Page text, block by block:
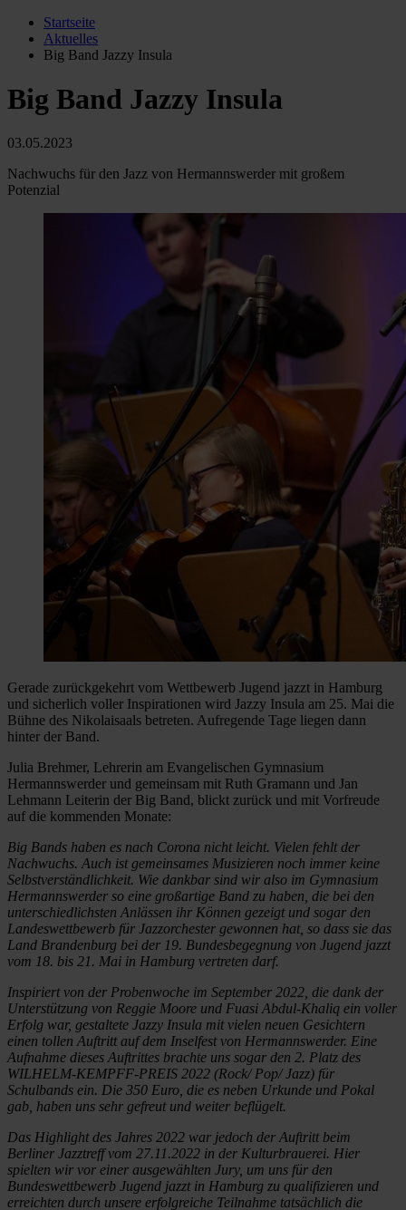
Startseite
Aktuelles
Big Band Jazzy Insula
Big Band Jazzy Insula
03.05.2023
Nachwuchs für den Jazz von Hermannswerder mit großem
Potenzial
Gerade zurückgekehrt vom Wettbewerb Jugend jazzt in Hamburg
und sicherlich voller Inspirationen wird Jazzy Insula am 25. Mai die
Bühne des Nikolaisaals betreten. Aufregende Tage liegen dann
hinter der Band.
Julia Brehmer, Lehrerin am Evangelischen Gymnasium
Hermannswerder und gemeinsam mit Ruth Gramann und Jan
Lehmann Leiterin der Big Band, blickt zurück und mit Vorfreude
auf die kommenden Monate:
Big Bands haben es nach Corona nicht leicht. Vielen fehlt der
Nachwuchs. Auch ist gemeinsames Musizieren noch immer keine
Selbstverständlichkeit. Wie dankbar sind wir also im Gymnasium
Hermannswerder so eine großartige Band zu haben, die bei den
unterschiedlichsten Anlässen ihr Können gezeigt und sogar den
Landeswettbewerb für Jazzorchester gewonnen hat, so dass sie das
Land Brandenburg bei der 19. Bundesbegegnung von Jugend jazzt
vom 18. bis 21. Mai in Hamburg vertreten darf.
Inspiriert von der Probenwoche im September 2022, die dank der
Unterstützung von Reggie Moore und Fuasi Abdul-Khaliq ein voller
Erfolg war, gestaltete Jazzy Insula mit vielen neuen Gesichtern
einen tollen Auftritt auf dem Inselfest von Hermannswerder. Eine
Aufnahme dieses Auftrittes brachte uns sogar den 2. Platz des
WILHELM-KEMPFF-PREIS 2022 (Rock/ Pop/ Jazz) für
Schulbands ein. Die 350 Euro, die es neben Urkunde und Pokal
gab, haben uns sehr gefreut und weiter beflügelt.
Das Highlight des Jahres 2022 war jedoch der Auftritt beim
Berliner Jazztreff vom 27.11.2022 in der Kulturbrauerei. Hier
spielten wir vor einer ausgewählten Jury, um uns für den
Bundeswettbewerb Jugend jazzt in Hamburg zu qualifizieren und
erreichten durch unsere erfolgreiche Teilnahme tatsächlich die